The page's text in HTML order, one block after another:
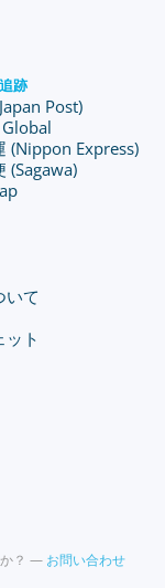
跡
Post)
(Nippon Express)
(Sagawa)
いて
ット
か？ — お問い合わせ